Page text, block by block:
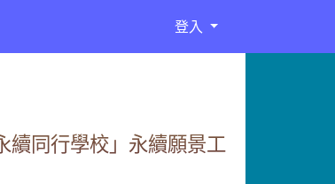
登入
續同行學校」永續願景工